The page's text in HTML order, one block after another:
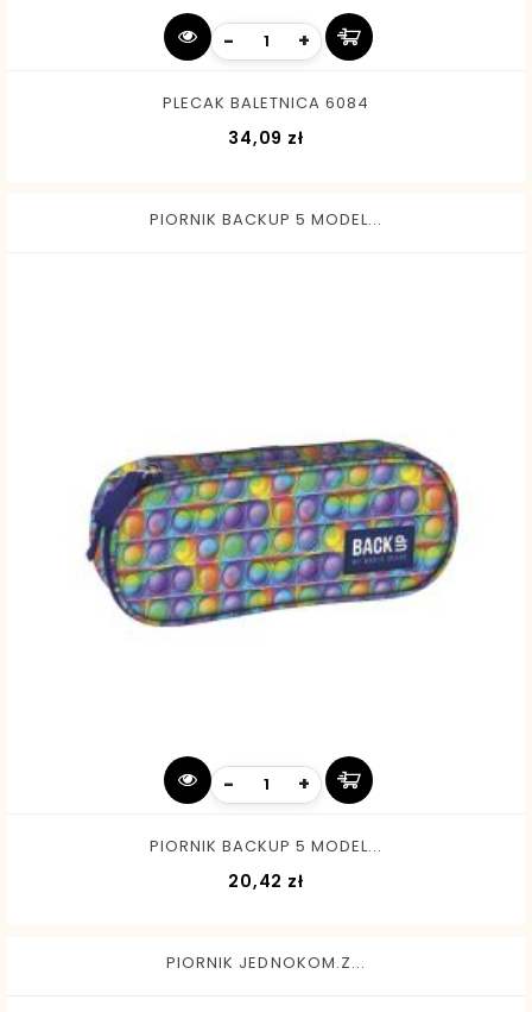
- +
PLECAK BALETNICA 6084
34,09 zł
PIORNIK BACKUP 5 MODEL...
- +
PIORNIK BACKUP 5 MODEL...
20,42 zł
PIORNIK JEDNOKOM.Z...